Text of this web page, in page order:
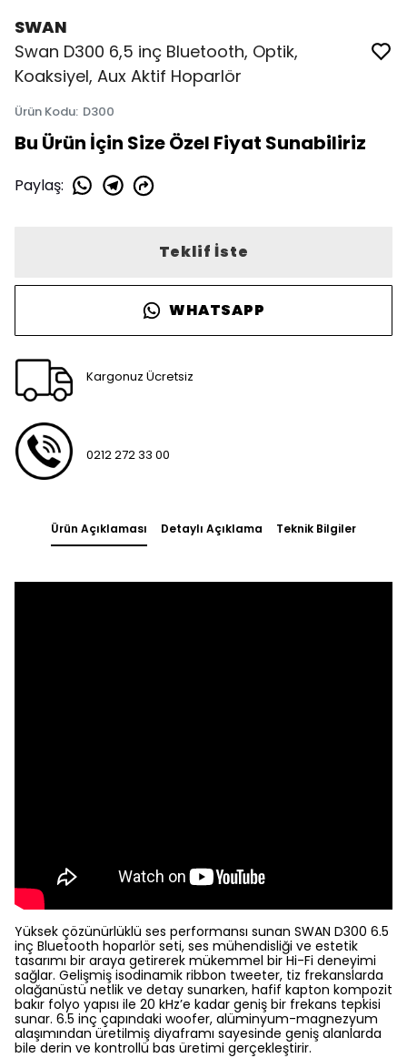
SWAN
Swan D300 6,5 inç Bluetooth, Optik,
Koaksiyel, Aux Aktif Hoparlör
Ürün Kodu: D300
Bu Ürün İçin Size Özel Fiyat Sunabiliriz
Paylaş:
Teklif İste
WHATSAPP
Kargonuz Ücretsiz
0212 272 33 00
Ürün Açıklaması Detaylı Açıklama Teknik Bilgiler
Yüksek çözünürlüklü ses performansı sunan SWAN D300 6.5
inç Bluetooth hoparlör seti, ses mühendisliği ve estetik
tasarımı bir araya getirerek mükemmel bir Hi-Fi deneyimi
sağlar. Gelişmiş isodinamik ribbon tweeter, tiz frekanslarda
olağanüstü netlik ve detay sunarken, hafif kapton kompozit
bakır folyo yapısı ile 20 kHz’e kadar geniş bir frekans tepkisi
sunar. 6.5 inç çapındaki woofer, alüminyum-magnezyum
alaşımından üretilmiş diyaframı sayesinde geniş alanlarda
bile derin ve kontrollü bas üretimi gerçekleştirir.